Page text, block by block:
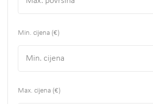
Min. cijena (€)
Max. cijena (€)